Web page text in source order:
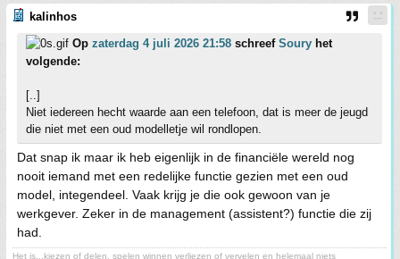
kalinhos
Op zaterdag 4 juli 2026 21:58 schreef Soury het
volgende:
[..]
Niet iedereen hecht waarde aan een telefoon, dat is meer de jeugd
die niet met een oud modelletje wil rondlopen.
Dat snap ik maar ik heb eigenlijk in de financiële wereld nog
nooit iemand met een redelijke functie gezien met een oud
model, integendeel. Vaak krijg je die ook gewoon van je
werkgever. Zeker in de management (assistent?) functie die zij
had.
Het is...kiezen of delen, spelen winnen verliezen of vervelen en helemaal niets